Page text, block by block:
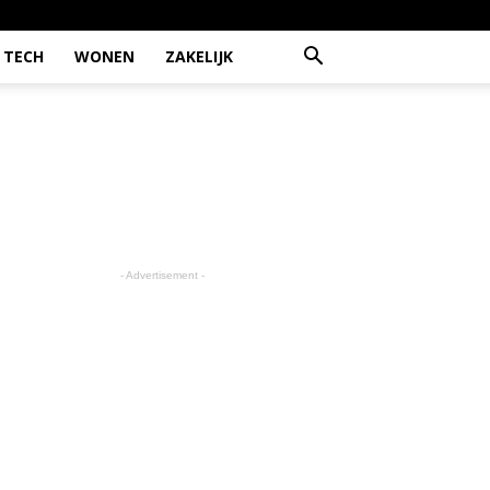
TECH WONEN ZAKELIJK
- Advertisement -